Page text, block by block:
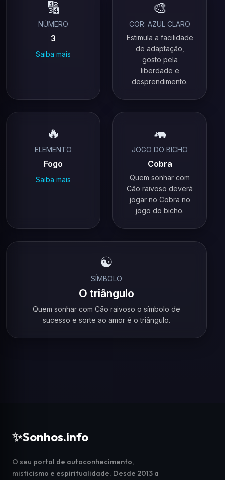
🔢
NÚMERO
3
Saiba mais
🎨
COR: AZUL CLARO
Estimula a facilidade
de adaptação,
gosto pela
liberdade e
desprendimento.
🔥
ELEMENTO
Fogo
Saiba mais
🦛
JOGO DO BICHO
Cobra
Quem sonhar com
Cão raivoso deverá
jogar no Cobra no
jogo do bicho.
☯️
SÍMBOLO
O triângulo
Quem sonhar com Cão raivoso o símbolo de
sucesso e sorte ao amor é o triângulo.
✨Sonhos.info
O seu portal de autoconhecimento,
misticismo e espiritualidade. Desde 2013 a